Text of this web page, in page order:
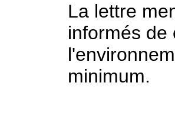
La lettre
informés de
minimum.